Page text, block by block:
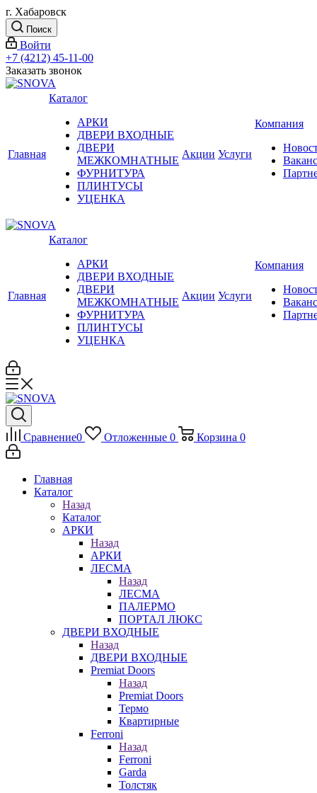
г. Хабаровск
Поиск
Войти
+7 (4212) 45-11-00
Заказать звонок
Главная
Каталог
АРКИ
ДВЕРИ ВХОДНЫЕ
ДВЕРИ
МЕЖКОМНАТНЫЕ
ФУРНИТУРА
ПЛИНТУСЫ
УЦЕНКА
Акции Услуги
Компания
Главная
Каталог
АРКИ
ДВЕРИ ВХОДНЫЕ
ДВЕРИ
МЕЖКОМНАТНЫЕ
ФУРНИТУРА
ПЛИНТУСЫ
УЦЕНКА
Акции Услуги
Компания
Сравнение0 Отложенные 0 Корзина 0
Главная
Каталог
Назад
Каталог
АРКИ
Назад
АРКИ
ЛЕСМА
Назад
ЛЕСМА
ПАЛЕРМО
ПОРТАЛ ЛЮКС
ДВЕРИ ВХОДНЫЕ
Назад
ДВЕРИ ВХОДНЫЕ
Premiat Doors
Назад
Premiat Doors
Термо
Квартирные
Ferroni
Назад
Ferroni
Garda
Толстяк